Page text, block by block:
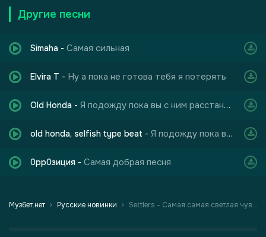
Другие песни
Simaha - Самая сильная
Elvira T - Ну а пока не готова тебя я потерять
Old Honda - Я подожду пока вы с ним расстанетесь когда уберёшь фамилию из паспорта
old honda, selfish type beat - Я подожду пока вы с ним расстанетесь
0pp0зиция - Самая добрая песня
Музбет.нет Русские новинки Settlers - Самая самая светлая чувства